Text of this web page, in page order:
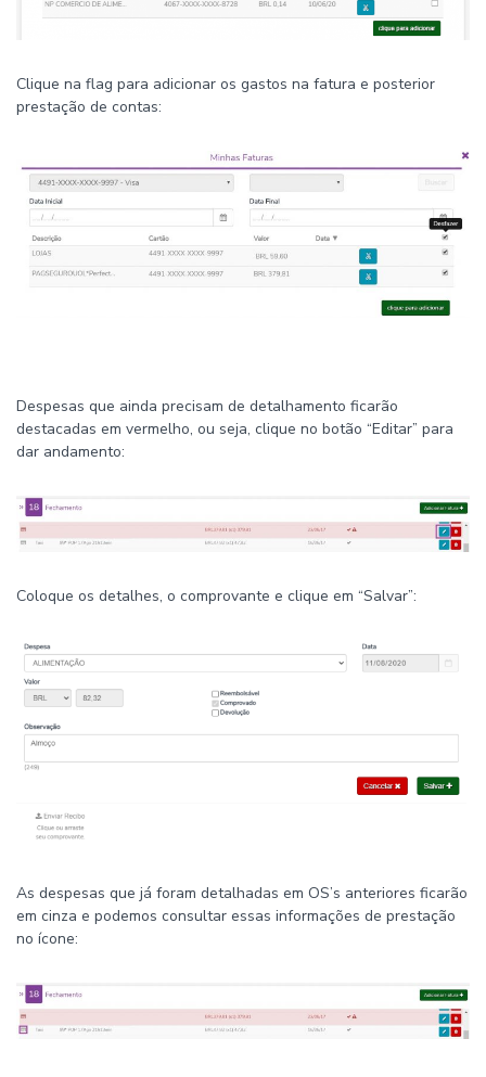
Clique na flag para adicionar os gastos na fatura e posterior
prestação de contas:
Despesas que ainda precisam de detalhamento ficarão
destacadas em vermelho, ou seja, clique no botão “Editar” para
dar andamento:
Coloque os detalhes, o comprovante e clique em “Salvar”:
As despesas que já foram detalhadas em OS’s anteriores ficarão
em cinza e podemos consultar essas informações de prestação
no ícone: